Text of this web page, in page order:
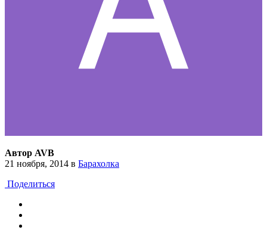
Автор AVB
21 ноября, 2014 в Барахолка
Поделиться